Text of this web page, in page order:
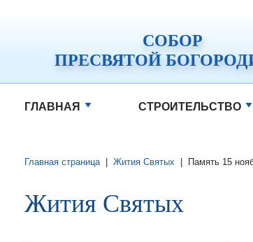
СОБОР
ПРЕСВЯТОЙ
ГЛАВНАЯ СТРОИТЕЛЬСТВО
Главная страница | Жития Святых | Память 15
Жития Святых